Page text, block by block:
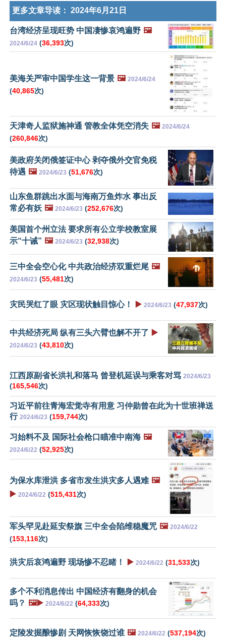
更多文章导读： 2024年6月21日
台湾经济呈现旺势 中国凄惨哀鸿遍野 🖼️
2024/6/24 (36,393次)
美海关严审中国学生这一背景 🖼️ 2024/6/24
(40,865次)
天津奇人监狱施神通 管教全体凭空消失 🖼️ 2024/6/24
(260,846次)
美政府关闭俄签证中心 剥夺俄外交官免税
待遇 🖼️ 2024/6/23 (51,676次)
山东鱼群跳出水面与海南万鱼炸水 事出反
常必有妖 🖼️ 2024/6/23 (252,676次)
美国首个州立法 要求所有公立学校教室展
示“十诫” 🖼️ 2024/6/23 (32,938次)
三中全会空心化 中共政治经济双重烂尾 🖼️
2024/6/23 (55,481次)
灾民哭红了眼 灾区现状触目惊心！ ▶️ 2024/6/23 (47,937次)
中共经济死局 纵有三头六臂也解不开了 ▶️
2024/6/23 (43,810次)
江西原副省长洪礼和落马 曾登机延误与乘客对骂 2024/6/23
(165,546次)
习近平前往青海宏觉寺有用意 习仲勋曾在此为十世班禅送
行 2024/6/23 (159,744次)
习始料不及 国际社会枪口瞄准中南海 🖼️
2024/6/22 (52,925次)
为保水库泄洪 多省市发生洪灾多人遇难 🖼️
▶️ 2024/6/22 (515,431次)
军头罕见赴延安祭旗 三中全会陷维稳魔咒 🖼️ 2024/6/22
(153,116次)
洪灾后哀鸿遍野 现场惨不忍睹！ ▶️ 2024/6/22 (31,533次)
多个不利消息传出 中国经济有翻身的机会
吗？ 🖼️▶️ 2024/6/22 (64,333次)
定陵发掘酿惨剧 天网恢恢饶过谁 🖼️ 2024/6/22 (537,194次)